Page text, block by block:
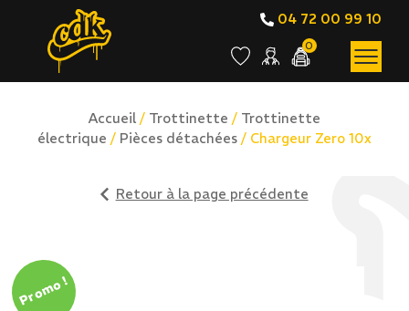
04 72 00 99 10
0
Accueil / Trottinette / Trottinette
électrique / Pièces détachées / Chargeur Zero 10x
Retour à la page précédente
Promo !